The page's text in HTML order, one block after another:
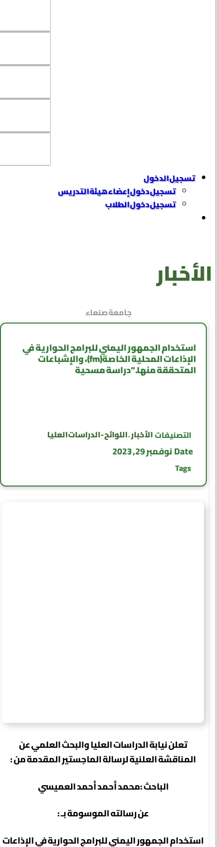
تسجيل الدخول
تسجيل دخول إعضاء هيئة التدريس
تسجيل دخول الطلاب
الأخبار
جامعة صنعاء
استخدام الجمهور اليمني للبرامج الحوارية في
الإذاعات المحلية الخاصة(fm)، والإشباعات
المتحققة منها.”دراسة مسحية
التصنيفات الأخبار ,اللوائح - الدراسات العليا
Date نوفمبر 29, 2023
Tags
تعلن نيابة الدراسات العليا والبحث العلمي عن
المناقشة العلنية لرسالة الماجستير المقدمة من :
الباحث :محمد أحمد أحمد العميسي
عن رسالته الموسومة بـ :
استخدام الجمهور اليمني للبرامج الحوارية في الإذاعات